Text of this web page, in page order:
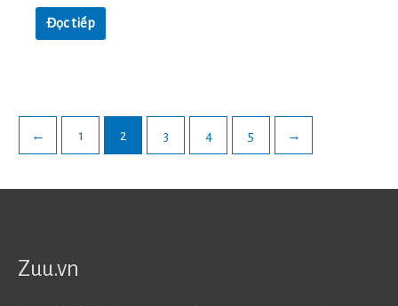
5.00
5 sao
Đọc tiếp
← 1 2 3 4 5 →
Zuu.vn